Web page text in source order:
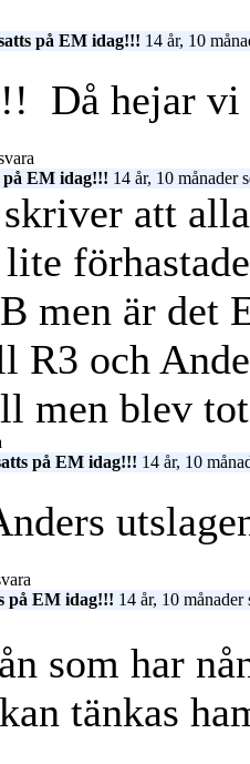
på EM idag!!! 14 år, 10
Då hejar
EM idag!!! 14 år, 10 månader
att
men är det
R3 och
men blev
på EM idag!!! 14 år, 10
på EM idag!!! 14 år, 10 månader
som har
tänkas